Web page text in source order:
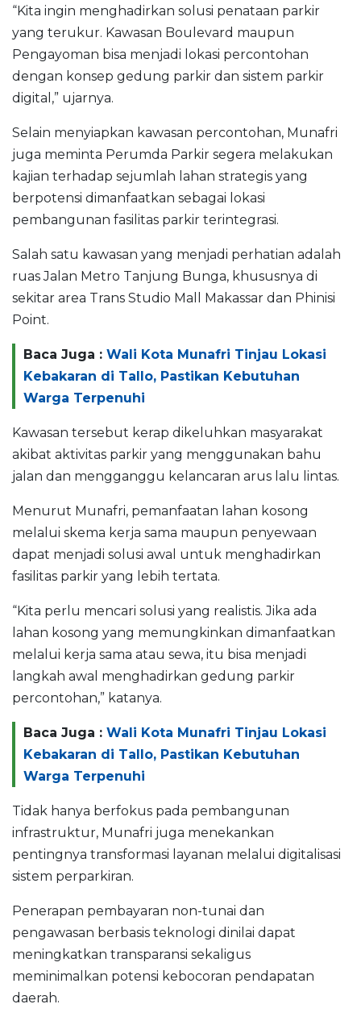
“Kita ingin menghadirkan solusi penataan parkir
yang terukur. Kawasan Boulevard maupun
Pengayoman bisa menjadi lokasi percontohan
dengan konsep gedung parkir dan sistem parkir
digital,” ujarnya.
Selain menyiapkan kawasan percontohan, Munafri
juga meminta Perumda Parkir segera melakukan
kajian terhadap sejumlah lahan strategis yang
berpotensi dimanfaatkan sebagai lokasi
pembangunan fasilitas parkir terintegrasi.
Salah satu kawasan yang menjadi perhatian adalah
ruas Jalan Metro Tanjung Bunga, khususnya di
sekitar area Trans Studio Mall Makassar dan Phinisi
Point.
Baca Juga : Wali Kota Munafri Tinjau Lokasi
Kebakaran di Tallo, Pastikan Kebutuhan
Warga Terpenuhi
Kawasan tersebut kerap dikeluhkan masyarakat
akibat aktivitas parkir yang menggunakan bahu
jalan dan mengganggu kelancaran arus lalu lintas.
Menurut Munafri, pemanfaatan lahan kosong
melalui skema kerja sama maupun penyewaan
dapat menjadi solusi awal untuk menghadirkan
fasilitas parkir yang lebih tertata.
“Kita perlu mencari solusi yang realistis. Jika ada
lahan kosong yang memungkinkan dimanfaatkan
melalui kerja sama atau sewa, itu bisa menjadi
langkah awal menghadirkan gedung parkir
percontohan,” katanya.
Baca Juga : Wali Kota Munafri Tinjau Lokasi
Kebakaran di Tallo, Pastikan Kebutuhan
Warga Terpenuhi
Tidak hanya berfokus pada pembangunan
infrastruktur, Munafri juga menekankan
pentingnya transformasi layanan melalui digitalisasi
sistem perparkiran.
Penerapan pembayaran non-tunai dan
pengawasan berbasis teknologi dinilai dapat
meningkatkan transparansi sekaligus
meminimalkan potensi kebocoran pendapatan
daerah.